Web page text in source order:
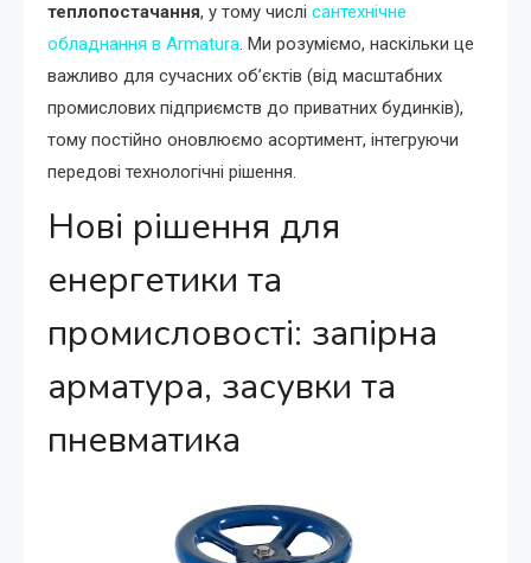
теплопостачання, у тому числі сантехнічне
обладнання в Armatura. Ми розуміємо, наскільки це
важливо для сучасних об’єктів (від масштабних
промислових підприємств до приватних будинків),
тому постійно оновлюємо асортимент, інтегруючи
передові технологічні рішення.
Нові рішення для
енергетики та
промисловості: запірна
арматура, засувки та
пневматика